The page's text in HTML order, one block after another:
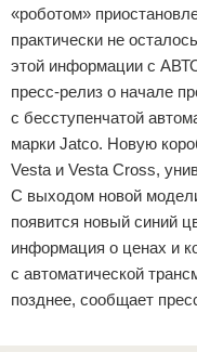
«роботом»
практически не
этой информации с
пресс-релиз о начале
с бесступенчатой
марки Jatco. Новую
Vesta и Vesta Cross,
С выходом новой
появится новый синий
информация о ценах и
с автоматической
позднее, сообщает